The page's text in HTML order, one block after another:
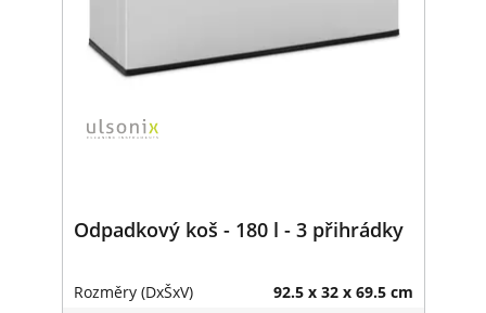
Odpadkový koš - 180 l - 3 přihrádky
Rozměry (DxŠxV) 92.5 x 32 x 69.5 cm